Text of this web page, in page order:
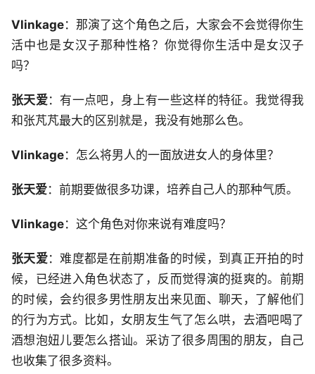
Vlinkage：那演了这个角色之后，大家会不会觉得你生
活中也是女汉子那种性格？你觉得你生活中是女汉子
吗？
张天爱：有一点吧，身上有一些这样的特征。我觉得我
和张芃芃最大的区别就是，我没有她那么色。
Vlinkage：怎么将男人的一面放进女人的身体里？
张天爱：前期要做很多功课，培养自己人的那种气质。
Vlinkage：这个角色对你来说有难度吗？
张天爱：难度都是在前期准备的时候，到真正开拍的时
候，已经进入角色状态了，反而觉得演的挺爽的。前期
的时候，会约很多男性朋友出来见面、聊天，了解他们
的行为方式。比如，女朋友生气了怎么哄，去酒吧喝了
酒想泡妞儿要怎么搭讪。采访了很多周围的朋友，自己
也收集了很多资料。